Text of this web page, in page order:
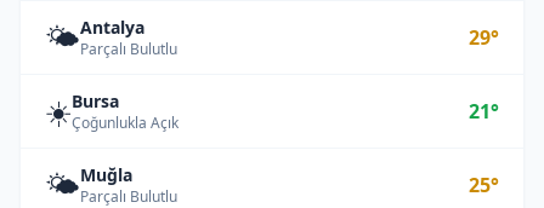
🌤️Antalya
Parçalı Bulutlu 29°
☀️Bursa
Çoğunlukla Açık 21°
🌤️Muğla
Parçalı Bulutlu 25°